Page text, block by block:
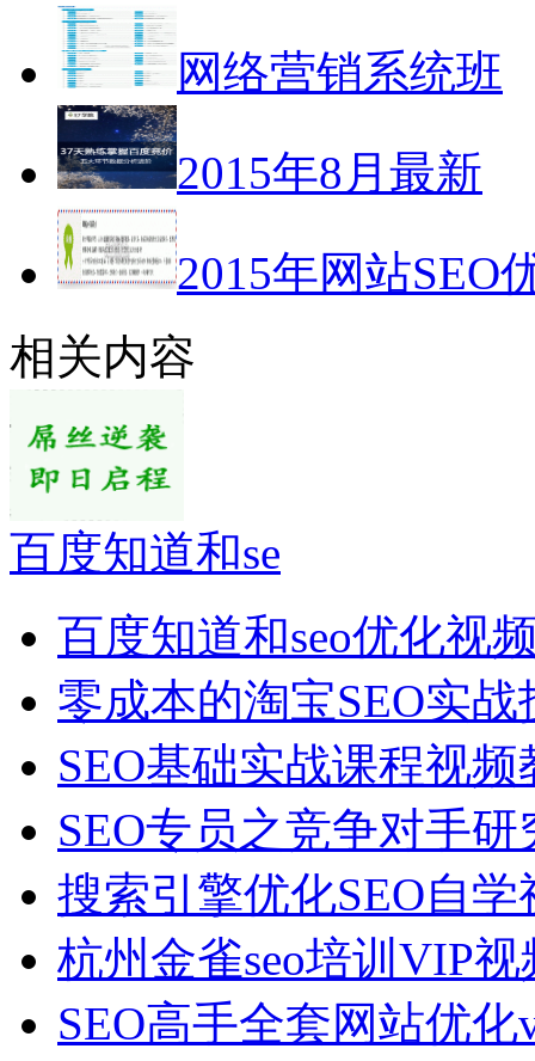
网络营销系统班
2015年8月最新
2015年网站SEO
相关内容
百度知道和se
百度知道和seo优化视
零成本的淘宝SEO实战
SEO基础实战课程视频
SEO专员之竞争对手研
搜索引擎优化SEO自学
杭州金雀seo培训VIP视
SEO高手全套网站优化